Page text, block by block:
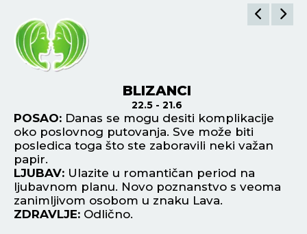
BLIZANCI
22.5 - 21.6
POSAO: Danas se mogu desiti komplikacije
oko poslovnog putovanja. Sve može biti
posledica toga što ste zaboravili neki važan
papir.
LJUBAV: Ulazite u romantičan period na
ljubavnom planu. Novo poznanstvo s veoma
zanimljivom osobom u znaku Lava.
ZDRAVLJE: Odlično.